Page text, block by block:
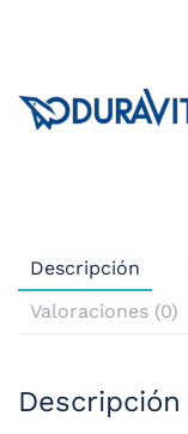
Descripción
Valoraciones (0)
Descripción